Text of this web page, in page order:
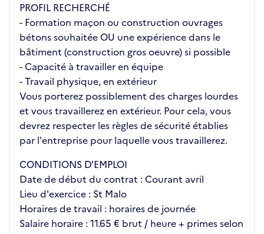
PROFIL RECHERCHÉ
- Formation maçon ou construction ouvrages
bétons souhaitée OU une expérience dans le
bâtiment (construction gros oeuvre) si possible
- Capacité à travailler en équipe
- Travail physique, en extérieur
Vous porterez possiblement des charges lourdes
et vous travaillerez en extérieur. Pour cela, vous
devrez respecter les règles de sécurité établies
par l'entreprise pour laquelle vous travaillerez.
CONDITIONS D'EMPLOI
Date de début du contrat : Courant avril
Lieu d'exercice : St Malo
Horaires de travail : horaires de journée
Salaire horaire : 11.65 € brut / heure + primes selon